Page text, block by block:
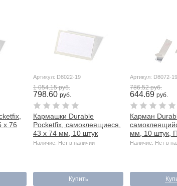
x 76
Артикул: D8022-19
1 054.15 руб.
798.60 руб.
Кармашки Durable
Pocketfix, самоклеящиеся,
43 x 74 мм, 10 штук
Наличие: Нет в наличии
Купить
Артикул: D8072-19
786.52 руб.
644.69 руб.
Карман
мм, 10 штук,
Наличие: Нет в